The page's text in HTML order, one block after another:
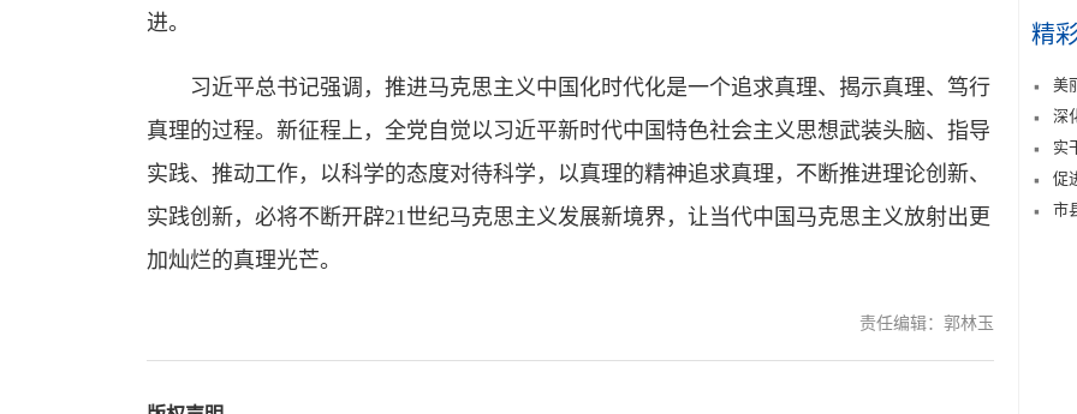
进。
习近平总书记强调，推进马克思主义中国化时代化是一个追求真理、揭示真理、笃行
真理的过程。新征程上，全党自觉以习近平新时代中国特色社会主义思想武装头脑、指导
实践、推动工作，以科学的态度对待科学，以真理的精神追求真理，不断推进理论创新、
实践创新，必将不断开辟21世纪马克思主义发展新境界，让当代中国马克思主义放射出更
加灿烂的真理光芒。
责任编辑：郭林玉
精
美
深
实
促
市